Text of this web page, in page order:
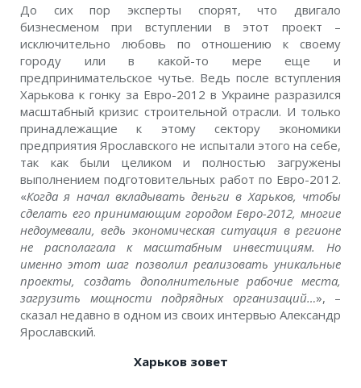
До сих пор эксперты спорят, что двигало
бизнесменом при вступлении в этот проект –
исключительно любовь по отношению к своему
городу или в какой-то мере еще и
предпринимательское чутье. Ведь после вступления
Харькова к гонку за Евро-2012 в Украине разразился
масштабный кризис строительной отрасли. И только
принадлежащие к этому сектору экономики
предприятия Ярославского не испытали этого на себе,
так как были целиком и полностью загружены
выполнением подготовительных работ по Евро-2012.
«Когда я начал вкладывать деньги в Харьков, чтобы
сделать его принимающим городом Евро-2012, многие
недоумевали, ведь экономическая ситуация в регионе
не располагала к масштабным инвестициям. Но
именно этот шаг позволил реализовать уникальные
проекты, создать дополнительные рабочие места,
загрузить мощности подрядных организаций…», –
сказал недавно в одном из своих интервью Александр
Ярославский.
Харьков зовет